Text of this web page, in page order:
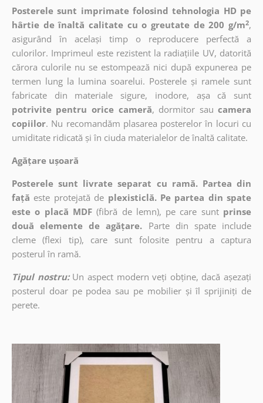
Posterele sunt imprimate folosind tehnologia HD pe
hârtie de înaltă calitate cu o greutate de 200 g/m2,
asigurând în același timp o reproducere perfectă a
culorilor. Imprimeul este rezistent la radiațiile UV, datorită
cărora culorile nu se estompează nici după expunerea pe
termen lung la lumina soarelui. Posterele și ramele sunt
fabricate din materiale sigure, inodore, așa că sunt
potrivite pentru orice cameră, dormitor sau camera
copiilor. Nu recomandăm plasarea posterelor în locuri cu
umiditate ridicată și în ciuda materialelor de înaltă calitate.
Agățare ușoară
Posterele sunt livrate separat cu ramă. Partea din
față este protejată de plexisticlă. Pe partea din spate
este o placă MDF (fibră de lemn), pe care sunt prinse
două elemente de agățare. Parte din spate include
cleme (flexi tip), care sunt folosite pentru a captura
posterul în ramă.
Tipul nostru: Un aspect modern veți obține, dacă așezați
posterul doar pe podea sau pe mobilier și îl sprijiniți de
perete.